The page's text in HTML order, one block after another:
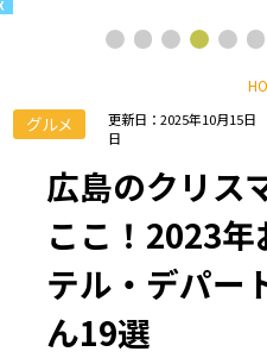
グルメ 更新日：2025年10月15日
日
広島のクリス
ここ！2023
テル・デパー
ん19選